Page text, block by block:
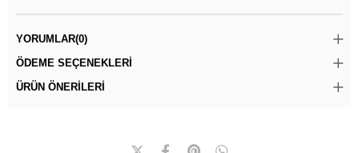
YORUMLAR(0)
ÖDEME SEÇENEKLERI
ÜRÜN ÖNERILERI